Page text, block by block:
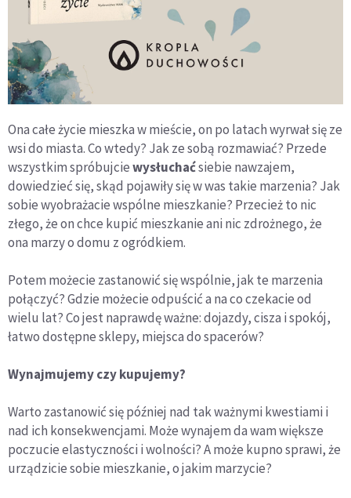
Ona całe życie mieszka w mieście, on po latach wyrwał się ze
wsi do miasta. Co wtedy? Jak ze sobą rozmawiać? Przede
wszystkim spróbujciewysłuchaćsiebie nawzajem,
dowiedzieć się, skąd pojawiły się w was takie marzenia? Jak
sobie wyobrażacie wspólne mieszkanie? Przecież to nic
złego, że on chce kupić mieszkanie ani nic zdrożnego, że
ona marzy o domu z ogródkiem.
Potem możecie zastanowić się wspólnie, jak te marzenia
połączyć? Gdzie możecie odpuścić a na co czekacie od
wielu lat? Co jest naprawdę ważne: dojazdy, cisza i spokój,
łatwo dostępne sklepy, miejsca do spacerów?
Wynajmujemy czy kupujemy?
Warto zastanowić się później nad tak ważnymi kwestiami i
nad ich konsekwencjami. Może wynajem da wam większe
poczucie elastyczności i wolności? A może kupno sprawi, że
urządzicie sobie mieszkanie, o jakim marzycie?